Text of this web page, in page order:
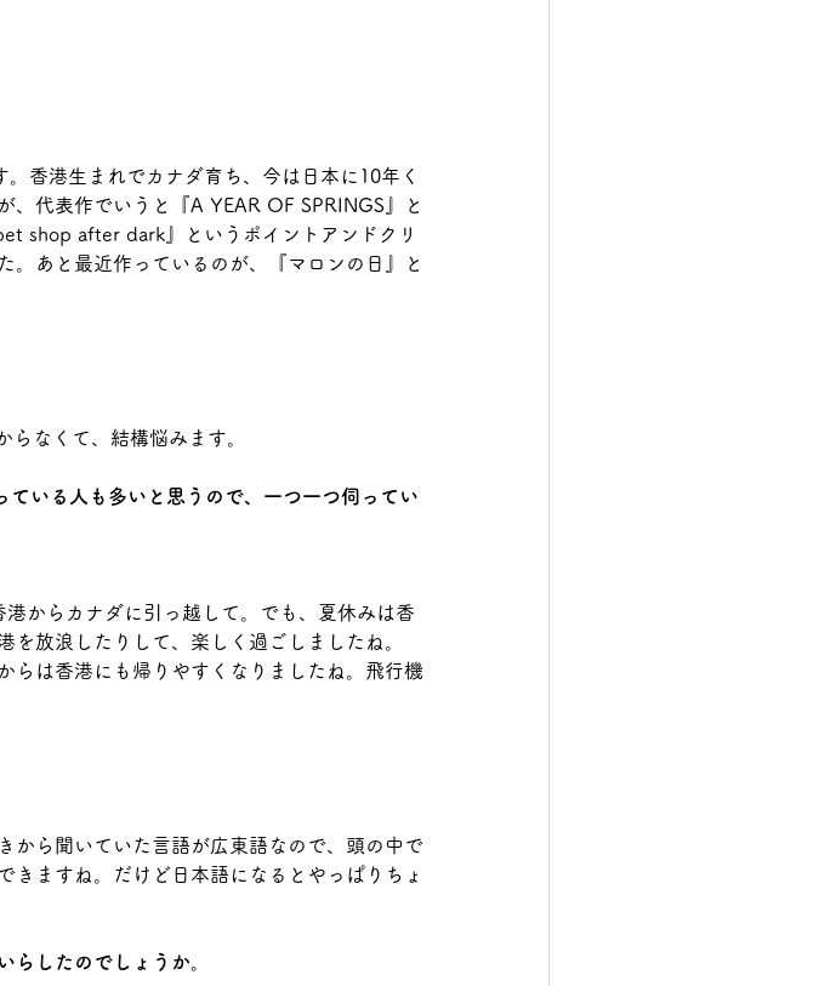
香港生まれでカナダ育ち、今は日本に10年く
、代表作でいうと『A YEAR OF SPRINGS』と
shop after dark』というポイントアンドクリ
。あと最近作っているのが、『マロンの日』と
なくて、結構悩みます。
いる人も多いと思うので、一つ一つ伺ってい
からカナダに引っ越して。でも、夏休みは香
放浪したりして、楽しく過ごしましたね。
らは香港にも帰りやすくなりましたね。飛行機
から聞いていた言語が広東語なので、頭の中で
きますね。だけど日本語になるとやっぱりちょ
したのでしょうか。